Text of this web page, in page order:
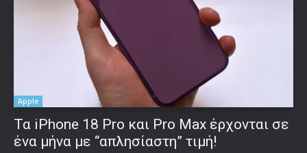
Apple
Τα iPhone 18 Pro και Pro Max έρχονται σε
ένα μήνα με “απλησίαστη” τιμή!